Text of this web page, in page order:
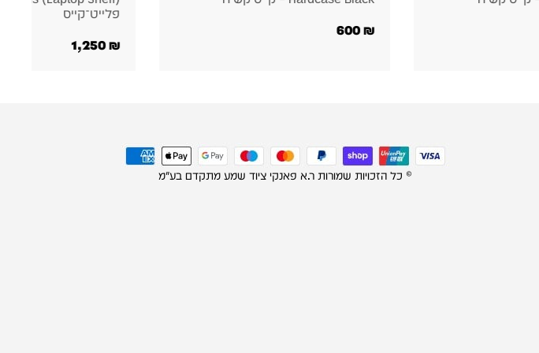
Shelf)
₪
1,350
© כל הזכויות שמורות ר.א פאנקי ציוד שמע מתקדם בע"מ